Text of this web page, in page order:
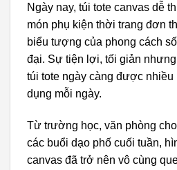
Ngày nay, túi tote canvas dễ
món phụ kiện thời trang đơn
biểu tượng của phong cách
đại. Sự tiện lợi, tối giản
túi tote ngày càng được
dụng mỗi ngày.
Từ trường học, văn phòng
các buổi dạo phố cuối tuần,
canvas đã trở nên vô cùng